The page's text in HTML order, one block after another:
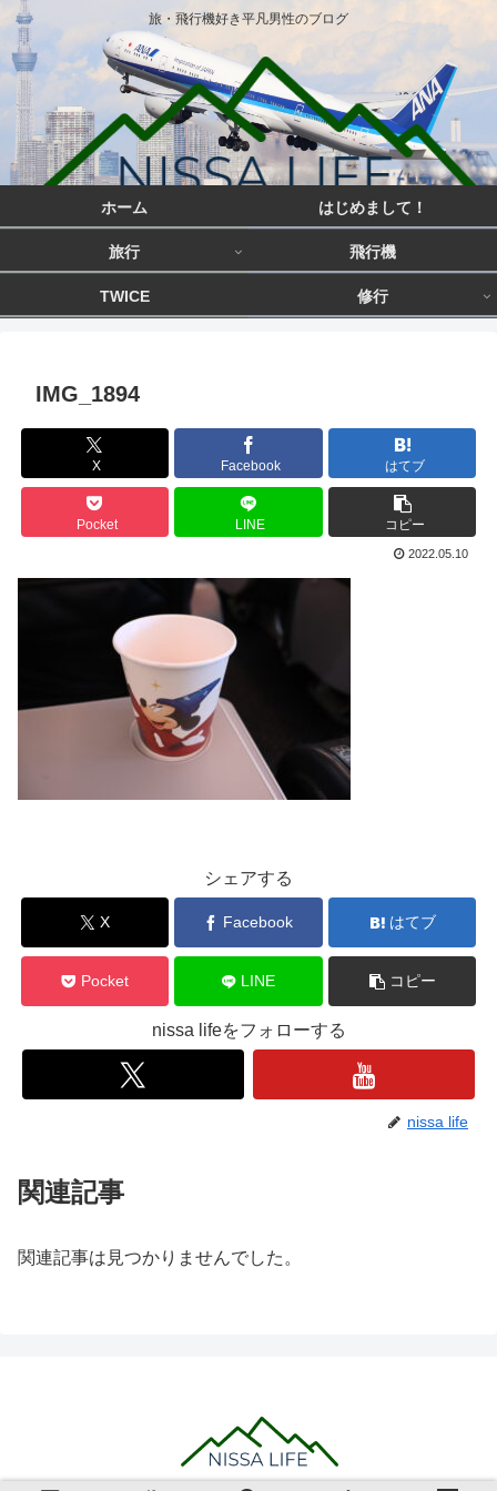
旅・飛行機好き平凡男性のブログ
ホーム はじめまして！
旅行 飛行機
TWICE 修行
IMG_1894
X Facebook はてブ
Pocket LINE コピー
2022.05.10
シェアする
X Facebook はてブ
Pocket LINE コピー
nissa lifeをフォローする
nissa life
関連記事
関連記事は見つかりませんでした。